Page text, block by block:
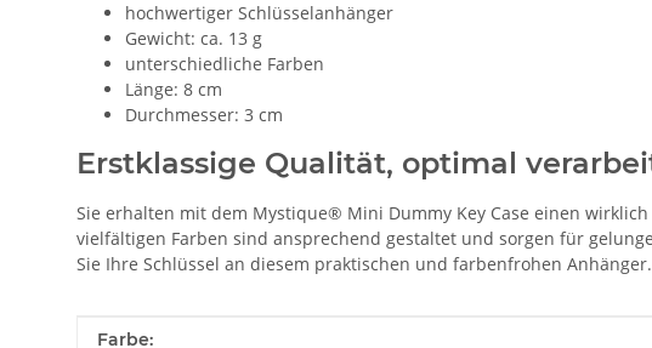
hochwertiger Schlüsselanhänger
Gewicht: ca. 13 g
unterschiedliche Farben
Länge: 8 cm
Durchmesser: 3 cm
Erstklassige Qualität, optimal
Sie erhalten mit dem Mystique® Mini Dummy Key Case einen
vielfältigen Farben sind ansprechend gestaltet und sorgen für
Sie Ihre Schlüssel an diesem praktischen und farbenfrohen Anhänger.
Produkteigenschaft
Wert
Farbe: